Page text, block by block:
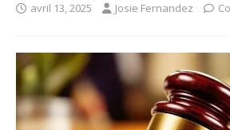
avril 13, 2025 Josie Fernandez